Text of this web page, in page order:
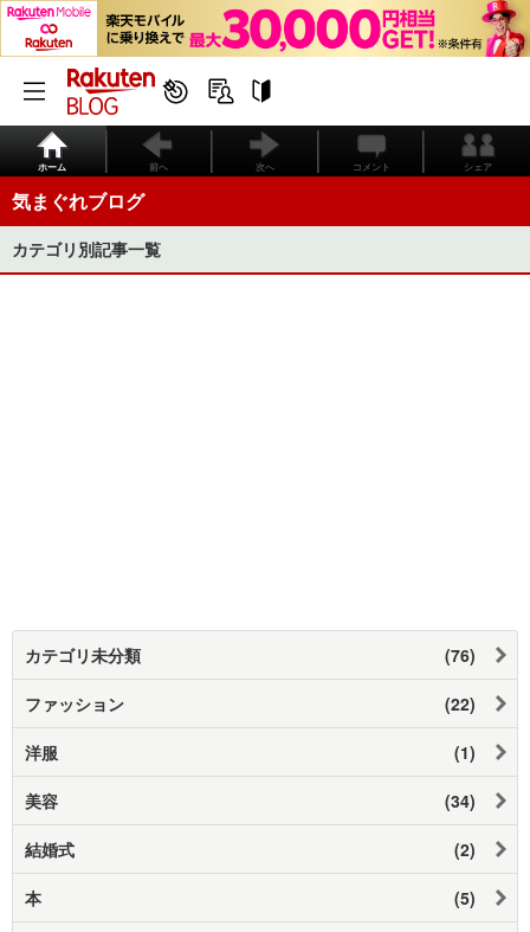
ホーム 前へ 次へ コメント シェア
気まぐれブログ
カテゴリ別記事一覧
カテゴリ未分類 (76)
ファッション (22)
洋服 (1)
美容 (34)
結婚式 (2)
本 (5)